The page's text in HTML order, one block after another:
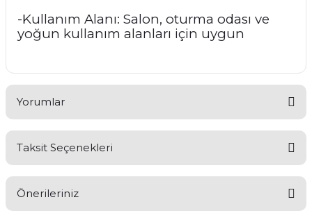
-Kullanım Alanı: Salon, oturma odası ve
yoğun kullanım alanları için uygun
Yorumlar
Yorum Yaz
Taksit Seçenekleri
Önerileriniz